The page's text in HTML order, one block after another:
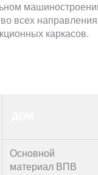
всех
каркасов.
Основной
материал ВПВ